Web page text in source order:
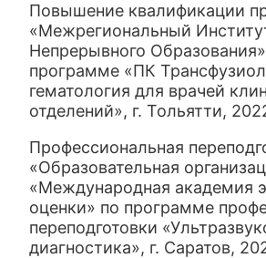
Повышение квалификации
«Межрегиональный
Непрерывного
программе «ПК
гематология для врачей
отделений», г. Тольятти,
Профессиональная
«Образовательная
«Международная академия
оценки» по программе
переподготовки
диагностика», г. Саратов,